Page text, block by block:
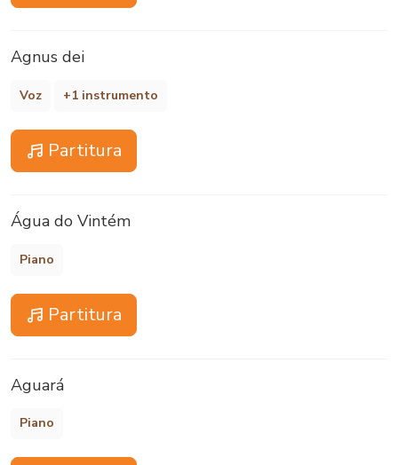
Agnus dei
Voz +1 instrumento
Partitura
Água do Vintém
Piano
Partitura
Aguará
Piano